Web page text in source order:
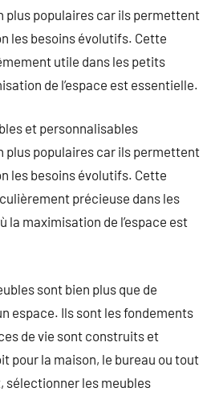
plus populaires car ils permettent
les besoins évolutifs. Cette
utile dans les petits
de l’espace est essentielle.
et personnalisables
plus populaires car ils permettent
les besoins évolutifs. Cette
précieuse dans les
la maximisation de l’espace est
sont bien plus que de
espace. Ils sont les fondements
de vie sont construits et
pour la maison, le bureau ou tout
sélectionner les meubles